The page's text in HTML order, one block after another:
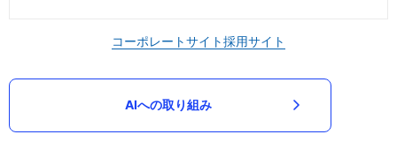
コーポレートサイト採用サイト
AIへの取り組み